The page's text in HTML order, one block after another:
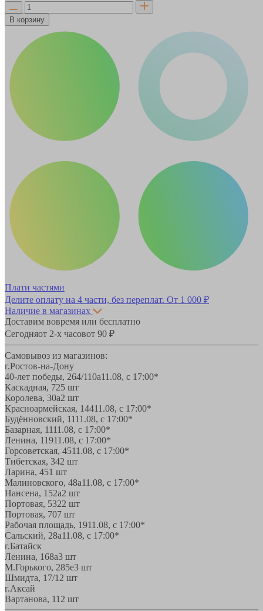
В корзину
Плати частями
Делите оплату на 4 части, без переплат. От 1 000 ₽
Наличие в магазинах
Доставим вовремя или бесплатно
Сегодняот 2-х часовот 90 ₽
Самовывоз из магазинов:
г.Ростов-на-Дону
40-лет победы, 264/110а11.08, с 17:00*
Каскадная, 725 шт
Королева, 30а2 шт
Красноармейская, 14411.08, с 17:00*
Будённовский, 1111.08, с 17:00*
Базарная, 1111.08, с 17:00*
Ленина, 11911.08, с 17:00*
Горсоветская, 4511.08, с 17:00*
Тибетская, 342 шт
Ларина, 451 шт
Малиновского, 48а11.08, с 17:00*
Нансена, 152а2 шт
Портовая, 5322 шт
Портовая, 707 шт
Рабочая площадь, 1911.08, с 17:00*
Сальский, 28a11.08, с 17:00*
г.Батайск
Ленина, 168а3 шт
М.Горького, 285е3 шт
Шмидта, 17/1 2 шт
г.Аксай
Вартанова, 11 2 шт